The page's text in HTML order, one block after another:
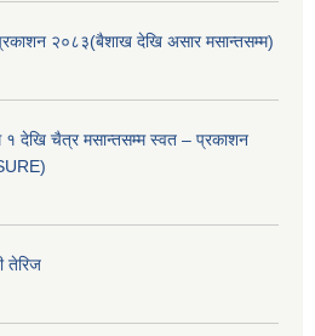
प्रकाशन २०८३(बैशाख देखि असार मसान्तसम्म)
देखि चैत्र मसान्तसम्म स्वत – प्रकाशन
तेरिज